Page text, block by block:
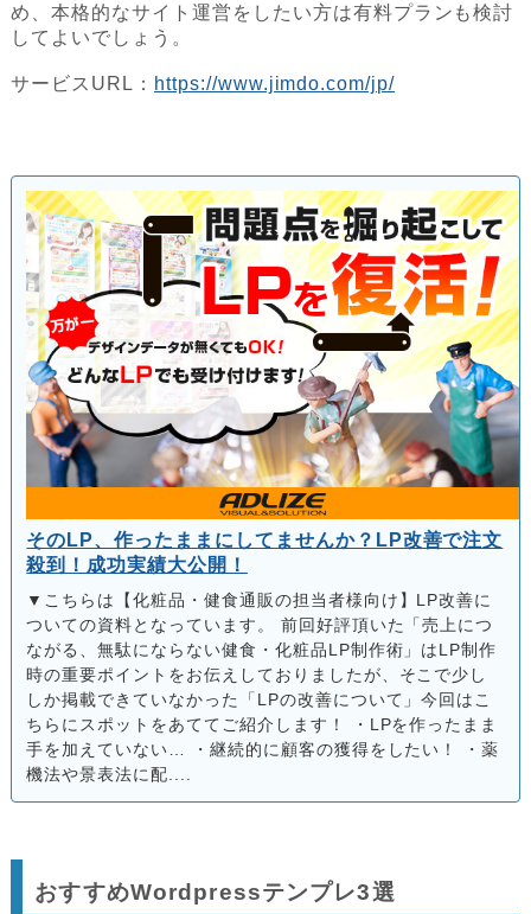
め、本格的なサイト運営をしたい方は有料プランも検討
してよいでしょう。
サービスURL： https://www.jimdo.com/jp/
そのLP、作ったままにしてませんか？LP改善で注文
殺到！成功実績大公開！
▼こちらは【化粧品・健食通販の担当者様向け】LP改善に
ついての資料となっています。 前回好評頂いた「売上につ
ながる、無駄にならない健食・化粧品LP制作術」はLP制作
時の重要ポイントをお伝えしておりましたが、そこで少し
しか掲載できていなかった「LPの改善について」今回はこ
ちらにスポットをあててご紹介します！ ・LPを作ったまま
手を加えていない… ・継続的に顧客の獲得をしたい！ ・薬
機法や景表法に配....
おすすめWordpressテンプレ3選